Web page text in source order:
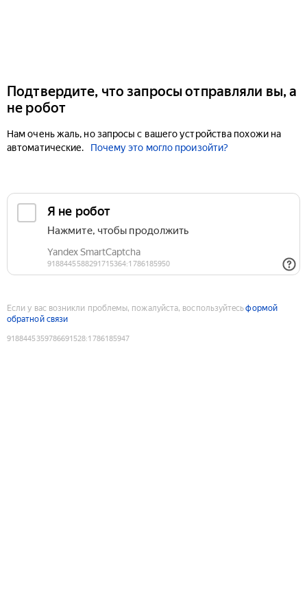
Подтвердите, что запросы отправляли вы, а
не робот
Нам очень жаль, но запросы с вашего устройства похожи на
автоматические.
Почему это могло произойти?
Если у вас возникли проблемы, пожалуйста, воспользуйтесьформой
обратной связи
9188445359786691528:1786185947